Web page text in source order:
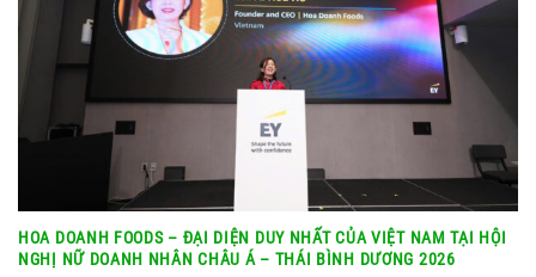
HOA DOANH FOODS – ĐẠI DIỆN DUY NHẤT CỦA VIỆT NAM TẠI HỘI
NGHỊ NỮ DOANH NHÂN CHÂU Á – THÁI BÌNH DƯƠNG 2026